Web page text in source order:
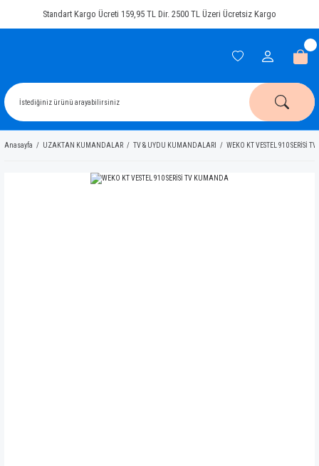
Standart Kargo Ücreti 159,95 TL Dir. 2500 TL Üzeri Ücretsiz Kargo
Anasayfa UZAKTAN KUMANDALAR TV & UYDU KUMANDALARI WEKO KT VESTEL 910 SERİSİ